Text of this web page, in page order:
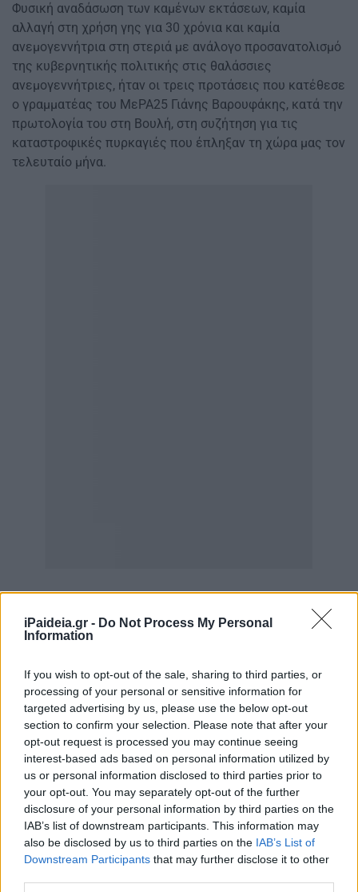
iPaideia.gr - Do Not Process My Personal
Information
If you wish to opt-out of the sale, sharing to third parties, or
processing of your personal or sensitive information for
targeted advertising by us, please use the below opt-out
section to confirm your selection. Please note that after your
opt-out request is processed you may continue seeing
interest-based ads based on personal information utilized by
us or personal information disclosed to third parties prior to
your opt-out. You may separately opt-out of the further
disclosure of your personal information by third parties on the
IAB’s list of downstream participants. This information may
also be disclosed by us to third parties on the IAB’s List of
Downstream Participants that may further disclose it to other
Φυσική αναδάσωση των καμένων εκτάσεων, καμία
αλλαγή στη χρήση γης για 30 χρόνια και καμία
ανεμογεννήτρια στη στεριά με ανάλογο προσανατολισμό
της κυβερνητικής πολιτικής στις θαλάσσιες
ανεμογεννήτριες, ήταν οι τρεις προτάσεις που κατέθεσε
ο γραμματέας του ΜεΡΑ25 Γιάνης Βαρουφάκης, κατά την
πρωτολογία του στη Βουλή, στη συζήτηση για τις
καταστροφικές πυρκαγιές που έπληξαν τη χώρα μας τον
τελευταίο μήνα.
«Υπάρχει αυτό το γενικό συναίσθημα, το οποίο έχουν και
οι πυροσβέστες μας. Το να καθόμαστε να τους
χειροκροτούμε, όπως κάναμε και με τους υγειονομικούς
δεν τους βοηθάει. Νιώθουν παρατημένοι» είπε,
ξεκινώντας την ομιλία του ο κ. Βαρουφάκης.
«Πολύ φοβάμαι ότι αυτή η σειρά μονολόγων που
ακολουθούμε εδώ, καθιστά τη Βουλή μη αντάξια των
περιστάσεων. Κυρίως τους ανθρώπους που μας βλέπουν
την ώρα που νιώθουν αβοήθητοι» είπε ο κ. Βαρουφάκης,